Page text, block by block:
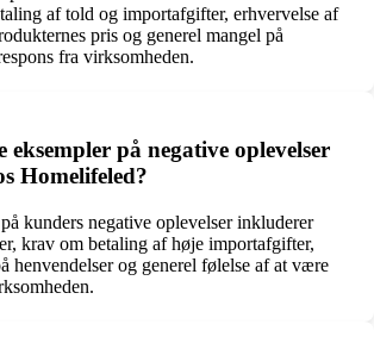
af told og importafgifter, erhvervelse af
pris og generel mangel på
fra virksomheden.
eksempler på negative oplevelser
Homelifeled?
kunders negative oplevelser inkluderer
krav om betaling af høje importafgifter,
henvendelser og generel følelse af at være